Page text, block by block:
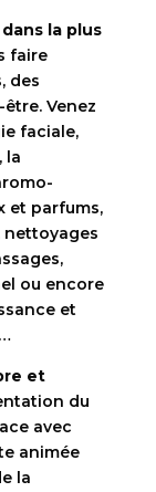
la plus
faire
des
Venez
faciale,
la
et parfums,
nettoyages
ou encore
et
et
du
avec
animée
la